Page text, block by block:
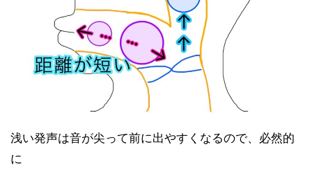
浅い発声は音が尖って前に出やすくなるので、必然的
に